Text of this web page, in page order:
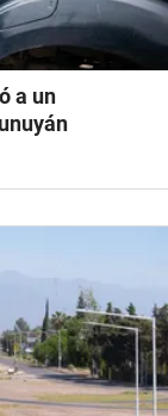
a un